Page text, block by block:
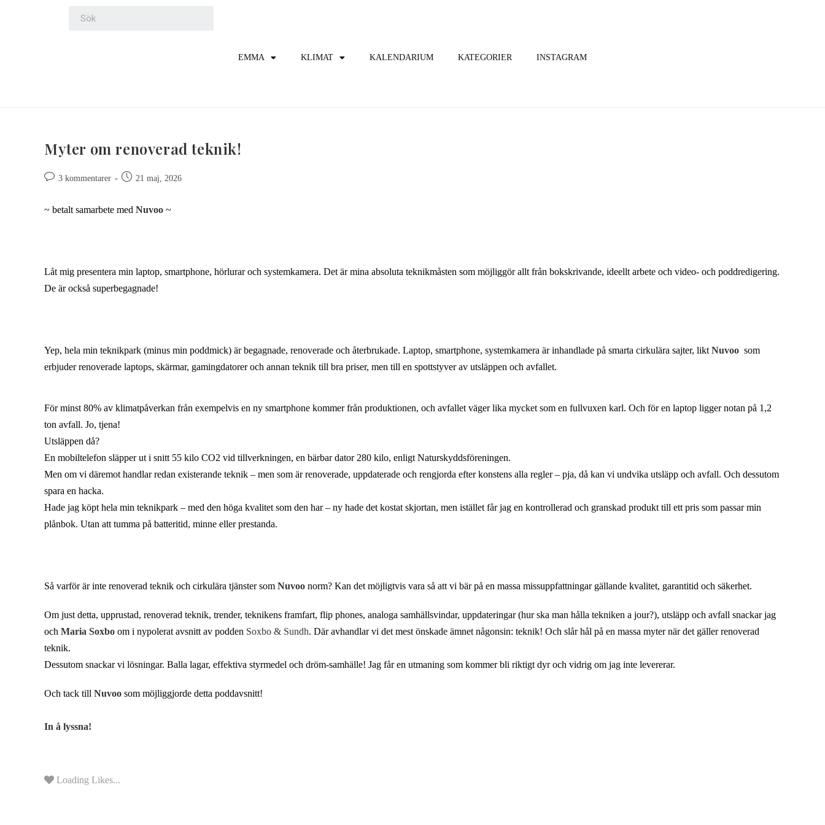
EMMA KLIMAT KALENDARIUM KATEGORIER INSTAGRAM
Myter om renoverad teknik!
3 kommentarer 21 maj, 2026
~ betalt samarbete med Nuvoo ~
Låt mig presentera min laptop, smartphone, hörlurar och systemkamera. Det är mina absoluta teknikmåsten som möjliggör allt från bokskrivande, ideellt arbete och video- och poddredigering.
De är också superbegagnade!
Yep, hela min teknikpark (minus min poddmick) är begagnade, renoverade och återbrukade. Laptop, smartphone, systemkamera är inhandlade på smarta cirkulära sajter, likt Nuvoo som
erbjuder renoverade laptops, skärmar, gamingdatorer och annan teknik till bra priser, men till en spottstyver av utsläppen och avfallet.
För minst 80% av klimatpåverkan från exempelvis en ny smartphone kommer från produktionen, och avfallet väger lika mycket som en fullvuxen karl. Och för en laptop ligger notan på 1,2
ton avfall. Jo, tjena!
Utsläppen då?
En mobiltelefon släpper ut i snitt 55 kilo CO2 vid tillverkningen, en bärbar dator 280 kilo, enligt Naturskyddsföreningen.
Men om vi däremot handlar redan existerande teknik – men som är renoverade, uppdaterade och rengjorda efter konstens alla regler – pja, då kan vi undvika utsläpp och avfall. Och dessutom
spara en hacka.
Hade jag köpt hela min teknikpark – med den höga kvalitet som den har – ny hade det kostat skjortan, men istället får jag en kontrollerad och granskad produkt till ett pris som passar min
plånbok. Utan att tumma på batteritid, minne eller prestanda.
Så varför är inte renoverad teknik och cirkulära tjänster som Nuvoo norm? Kan det möjligtvis vara så att vi bär på en massa missuppfattningar gällande kvalitet, garantitid och säkerhet.
Om just detta, upprustad, renoverad teknik, trender, teknikens framfart, flip phones, analoga samhällsvindar, uppdateringar (hur ska man hålla tekniken a jour?), utsläpp och avfall snackar jag
och Maria Soxbo om i nypolerat avsnitt av podden Soxbo & Sundh. Där avhandlar vi det mest önskade ämnet någonsin: teknik! Och slår hål på en massa myter när det gäller renoverad
teknik.
Dessutom snackar vi lösningar. Balla lagar, effektiva styrmedel och dröm-samhälle! Jag får en utmaning som kommer bli riktigt dyr och vidrig om jag inte levererar.
Och tack till Nuvoo som möjliggjorde detta poddavsnitt!
In å lyssna!
Loading Likes...